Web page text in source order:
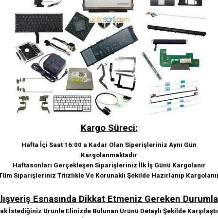
Kargo Süreci:
Hafta İçi Saat 16:00 a Kadar Olan Siperişleriniz Aynı Gün
Kargolanmaktadır
Haftasonları Gerçekleşen Siparişleriniz İlk İş Günü Kargolanır
Siparişleriniz Titizlikle Ve Korunaklı Şekilde Hazırlanıp
Esnasında Dikkat Etmeniz Gereken
İstediğiniz Ürünle Elinizde Bulunan Ürünü Detaylı Şekilde